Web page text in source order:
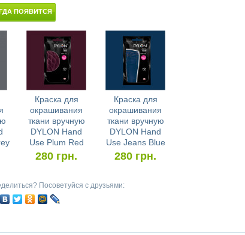
ПОЯВИТСЯ
Краска для
окрашивания
ткани вручную
DYLON Hand
Use Plum Red
280 грн.
Краска для
окрашивания
ткани вручную
DYLON Hand
Use Jeans Blue
280 грн.
Посоветуйся с друзьями: